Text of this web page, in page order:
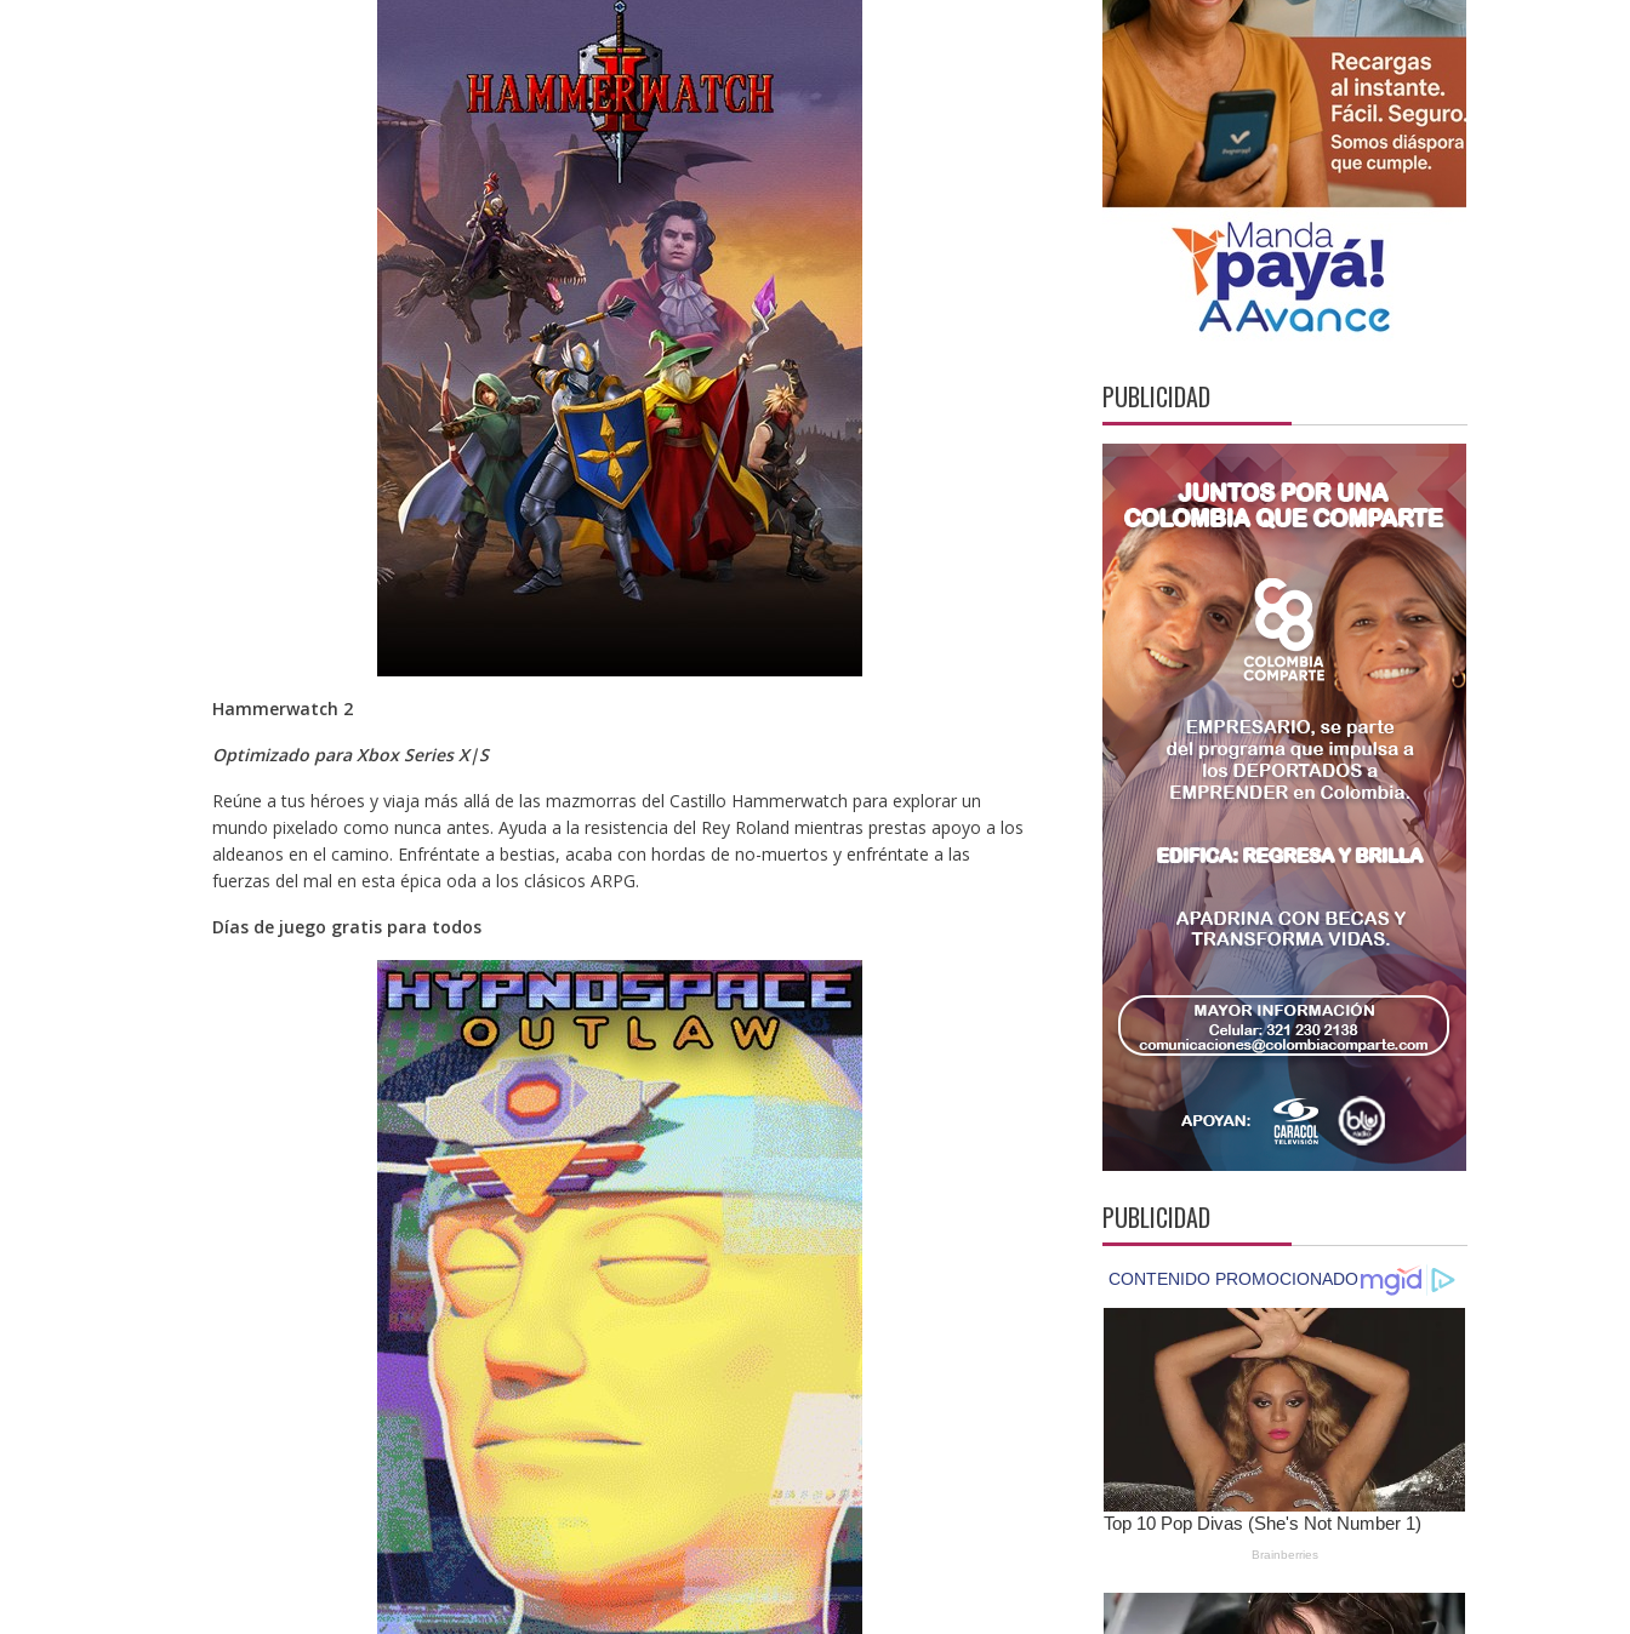
Hammerwatch 2
Optimizado para Xbox Series X|S
Reúne a tus héroes y viaja más allá de las mazmorras del Castillo Hammerwatch para explorar un
mundo pixelado como nunca antes. Ayuda a la resistencia del Rey Roland mientras prestas apoyo a los
aldeanos en el camino. Enfréntate a bestias, acaba con hordas de no-muertos y enfréntate a las
fuerzas del mal en esta épica oda a los clásicos ARPG.
Días de juego gratis para todos
PUBLICIDAD
PUBLICIDAD